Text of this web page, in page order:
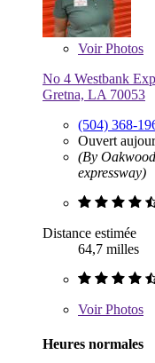
VoirPhotos
No 4 Westbank Exp
Gretna, LA 70053
(504) 368-
Ouvert
(By
expressway)
Distance estimée
64,7 milles
VoirPhotos
Heures normales